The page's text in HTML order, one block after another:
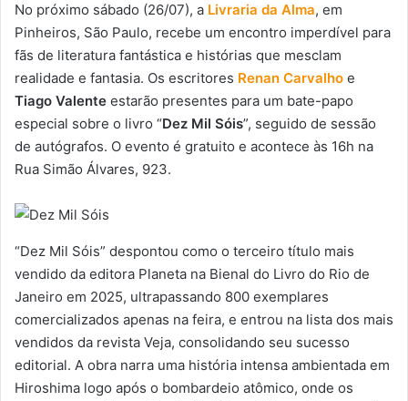
No próximo sábado (26/07), a Livraria da Alma, em
Pinheiros, São Paulo, recebe um encontro imperdível para
fãs de literatura fantástica e histórias que mesclam
realidade e fantasia. Os escritores Renan Carvalho e
Tiago Valente estarão presentes para um bate-papo
especial sobre o livro “Dez Mil Sóis”, seguido de sessão
de autógrafos. O evento é gratuito e acontece às 16h na
Rua Simão Álvares, 923.
“Dez Mil Sóis” despontou como o terceiro título mais
vendido da editora Planeta na Bienal do Livro do Rio de
Janeiro em 2025, ultrapassando 800 exemplares
comercializados apenas na feira, e entrou na lista dos mais
vendidos da revista Veja, consolidando seu sucesso
editorial. A obra narra uma história intensa ambientada em
Hiroshima logo após o bombardeio atômico, onde os